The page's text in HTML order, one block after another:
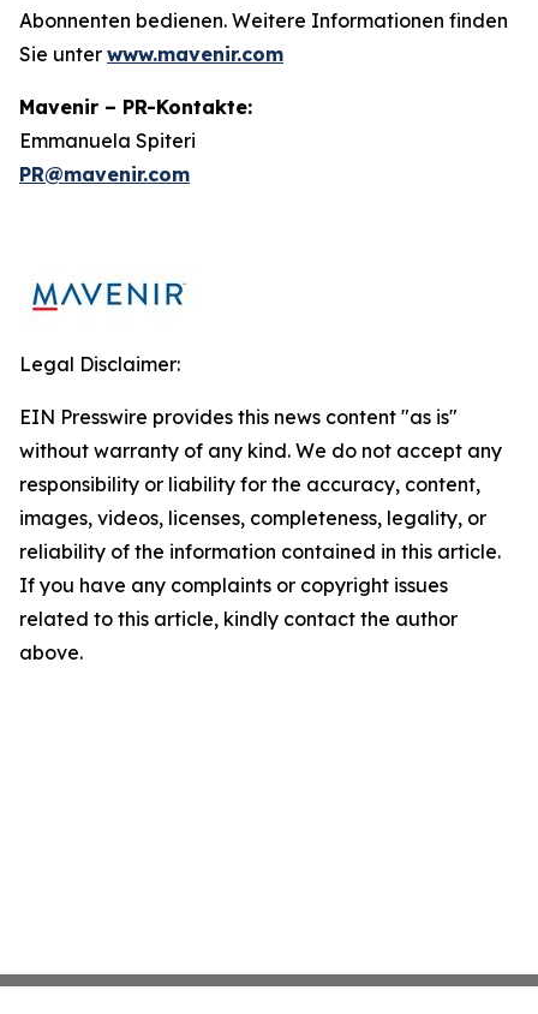
Abonnenten bedienen. Weitere Informationen finden
Sie unter www.mavenir.com
Mavenir – PR-Kontakte:
Emmanuela Spiteri
PR@mavenir.com
Legal Disclaimer:
EIN Presswire provides this news content "as is"
without warranty of any kind. We do not accept any
responsibility or liability for the accuracy, content,
images, videos, licenses, completeness, legality, or
reliability of the information contained in this article.
If you have any complaints or copyright issues
related to this article, kindly contact the author
above.